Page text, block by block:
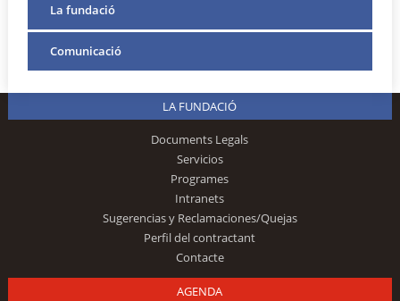
La fundació
Comunicació
LA FUNDACIÓ
Documents Legals
Servicios
Programes
Intranets
Sugerencias y Reclamaciones/Quejas
Perfil del contractant
Contacte
AGENDA